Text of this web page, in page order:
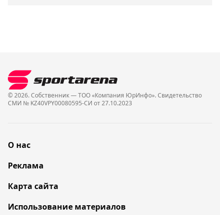
© 2026. Собственник — ТОО «Компания ЮрИнфо». Cвидетельство
СМИ № KZ40VPY00080595-СИ от 27.10.2023
О нас
Реклама
Карта сайта
Использование материалов